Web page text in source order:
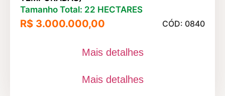
Tamanho Total: 22 HECTARES
R$ 3.000.000,00 CÓD: 0840
Mais detalhes
Mais detalhes